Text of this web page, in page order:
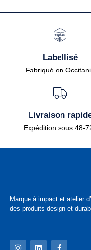
Labellisé
Fabriqué en
Livraison
Expédition sous 48-
Marque à impact et atelier
des produits design et